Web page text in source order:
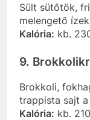
Sült sütőtök,
melengető
Kalória: kb.
9.
Brokkoli,
trappista sajt
Kalória: kb.